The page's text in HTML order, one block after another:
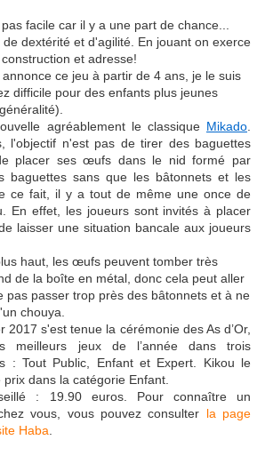
facile car il y a une part de chance...
dextérité et d'agilité. En jouant on exerce
et adresse!
ce jeu à partir de 4 ans, je le suis
difficile pour des enfants plus jeunes
agréablement le classique Mikado
l'objectif n'est pas de tirer des baguettes
placer ses œufs dans le nid formé par
baguettes sans que les bâtonnets et les
ce fait, il y a tout de même une once de
En effet, les joueurs sont invités à placer
laisser une situation bancale aux joueurs
haut, les œufs peuvent tomber très
de la boîte en métal, donc cela peut aller
pas passer trop près des bâtonnets et à ne
chouya.
2017 s'est tenue la cérémonie des As d’Or,
meilleurs jeux de l’année dans trois
: Tout Public, Enfant et Expert. Kikou le
dans la catégorie Enfant.
: 19.90 euros. Pour connaître un
vous, vous pouvez consulter la page
Haba